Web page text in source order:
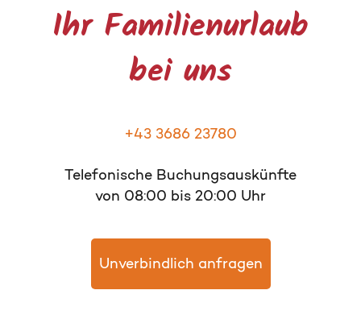
Ihr Familienurlaub
bei uns
+43 3686 23780
Telefonische Buchungsauskünfte
von 08:00 bis 20:00 Uhr
Unverbindlich anfragen